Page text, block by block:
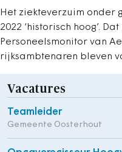
Het ziekteverzuim onder
2022 ‘historisch hoog’.
Personeelsmonitor van
rijksambtenaren bleven
Vacatures
Teamleider
Gemeente Oosterhout